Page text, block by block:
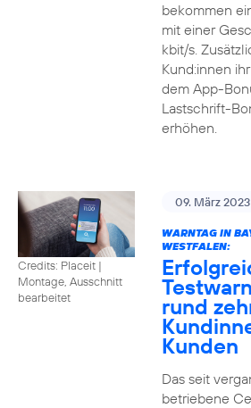
bekommen
mit einer
kbit/s.
Kund:innen
dem App-
Lastschrift-
erhöhen.
Credits: Placeit |
Montage, Ausschnitt
bearbeitet
09. März 2023
WARNTAG IN
WESTFALEN:
rund
Kunden
Das seit
betriebene